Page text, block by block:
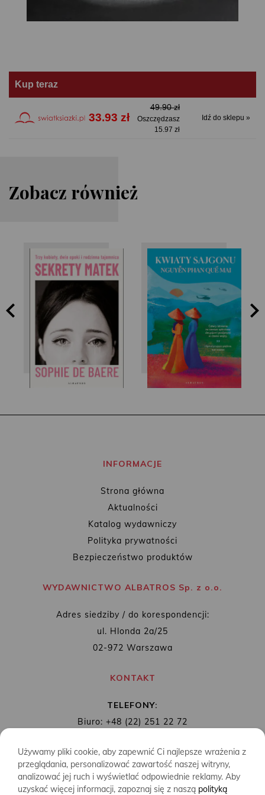
Kup teraz
33.93 zł
49.90 zł
Oszczędzasz
15.97 zł
Idź do sklepu »
Zobacz również
Sophie de Baere
Nguyễn Phan Quế
Mai
INFORMACJE
Strona główna
Aktualności
Katalog wydawniczy
Polityka prywatności
Bezpieczeństwo produktów
WYDAWNICTWO ALBATROS Sp. z o.o.
Adres siedziby / do korespondencji:
ul. Hlonda 2a/25
02-972 Warszawa
KONTAKT
TELEFONY:
Biuro: +48 (22) 251 22 72
MAIL: biuro@wydawnictwoalbatros.com
Używamy pliki cookie, aby zapewnić Ci najlepsze wrażenia z
przeglądania, personalizować zawartość naszej witryny,
analizować jej ruch i wyświetlać odpowiednie reklamy. Aby
uzyskać więcej informacji, zapoznaj się z naszą polityką